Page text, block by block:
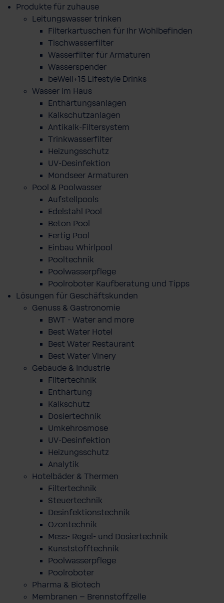
Produkte für zuhause
Leitungswasser trinken
Filterkartuschen für Ihr Wohlbefinden
Tischwasserfilter
Wasserfilter für Armaturen
Wasserspender
beWell+15 Lifestyle Drinks
Wasser im Haus
Enthärtungsanlagen
Kalkschutzanlagen
Antikalk-Filtersystem
Trinkwasserfilter
Heizungsschutz
UV-Desinfektion
Mondseer Armaturen
Pool & Poolwasser
Aufstellpools
Edelstahl Pool
Beton Pool
Fertig Pool
Einbau Whirlpool
Pooltechnik
Poolwasserpflege
Poolroboter Kaufberatung und Tipps
Lösungen für Geschäftskunden
Genuss & Gastronomie
BWT - Water and more
Best Water Hotel
Best Water Restaurant
Best Water Vinery
Gebäude & Industrie
Filtertechnik
Enthärtung
Kalkschutz
Dosiertechnik
Umkehrosmose
UV-Desinfektion
Heizungsschutz
Analytik
Hotelbäder & Thermen
Filtertechnik
Steuertechnik
Desinfektionstechnik
Ozontechnik
Mess- Regel- und Dosiertechnik
Kunststofftechnik
Poolwasserpflege
Poolroboter
Pharma & Biotech
Membranen – Brennstoffzelle